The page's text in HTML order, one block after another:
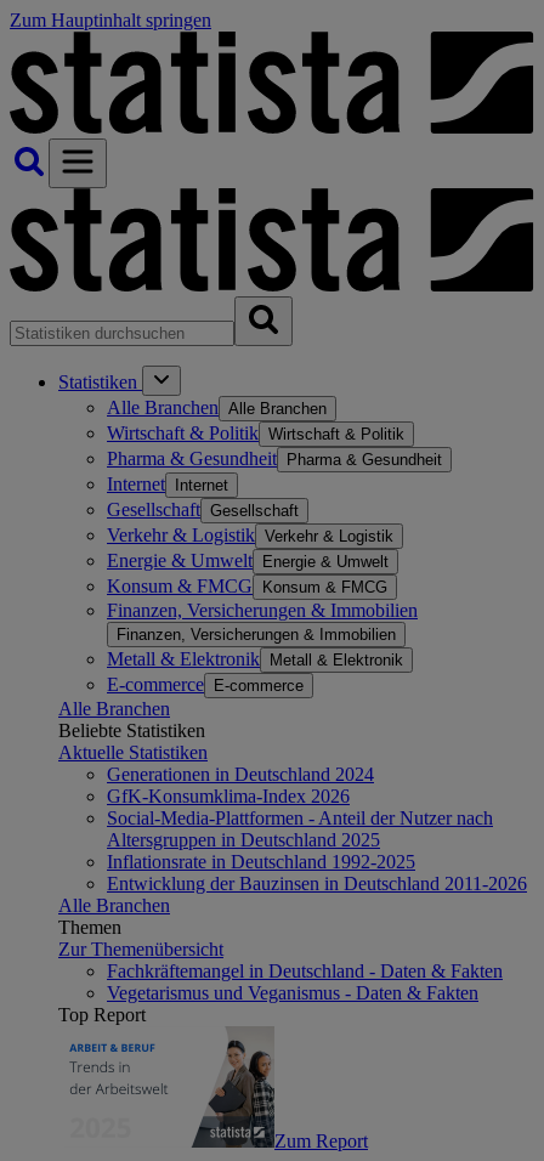
Zum Hauptinhalt springen
Statistiken
Alle Branchen Alle Branchen
Wirtschaft & Politik Wirtschaft & Politik
Pharma & Gesundheit Pharma & Gesundheit
Internet Internet
Gesellschaft Gesellschaft
Verkehr & Logistik Verkehr & Logistik
Energie & Umwelt Energie & Umwelt
Konsum & FMCG Konsum & FMCG
Finanzen, Versicherungen & Immobilien
Finanzen, Versicherungen & Immobilien
Metall & Elektronik Metall & Elektronik
E-commerce E-commerce
Alle Branchen
Beliebte Statistiken
Aktuelle Statistiken
Generationen in Deutschland 2024
GfK-Konsumklima-Index 2026
Social-Media-Plattformen - Anteil der Nutzer nach
Altersgruppen in Deutschland 2025
Inflationsrate in Deutschland 1992-2025
Entwicklung der Bauzinsen in Deutschland 2011-2026
Alle Branchen
Themen
Zur Themenübersicht
Fachkräftemangel in Deutschland - Daten & Fakten
Vegetarismus und Veganismus - Daten & Fakten
Top Report
Zum Report